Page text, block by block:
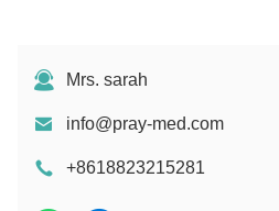
Mrs. sarah
info@pray-med.com
+8618823215281